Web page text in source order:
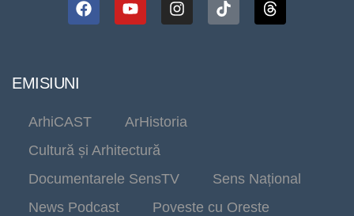
EMISIUNI
ArhiCAST
ArHistoria
Cultură și Arhitectură
Documentarele SensTV
Sens Național
News Podcast
Poveste cu Oreste